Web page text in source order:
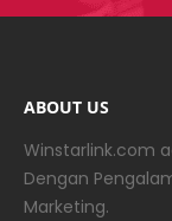
ABOUT US
Winstarlink.com
Dengan
Marketing.